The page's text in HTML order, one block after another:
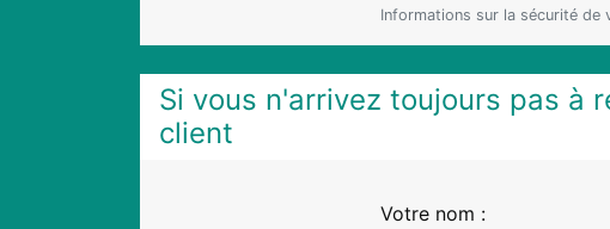
Informations sur la sécurité de
Si vous n'arrivez toujours pas à
client
Votre nom :